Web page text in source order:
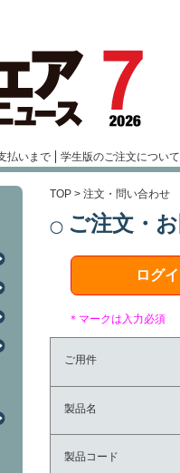
払いまで 学生版のご注文について
TOP > 注文・問い合わせ
ご注文・
ログ
＊マークは入力必須
ご用件
製品名
製品コード